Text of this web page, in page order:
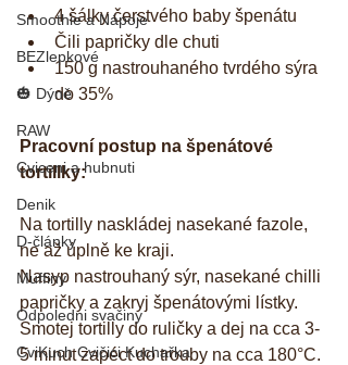
Smoothie a Nápoje
BEZlepkové
🎃 Dýně
RAW
Cviceni a hubnuti
Denik
D-články
Muffiny
Odpoledni svačiny
CviKuch Cvičici Kuchařka
4 šálky čerstvého baby špenátu
Čili papričky dle chuti
150 g nastrouhaného tvrdého sýra
do 35%
Pracovní postup na špenátové
tortillky:
Na tortilly naskládej nasekané fazole,
ne až úplně ke kraji.
Nasyp nastrouhaný sýr, nasekané chilli
papričky a zakryj špenátovými lístky.
Smotej tortilly do ruličky a dej na cca 3-
5 minut zapéct do trouby na cca 180°C.